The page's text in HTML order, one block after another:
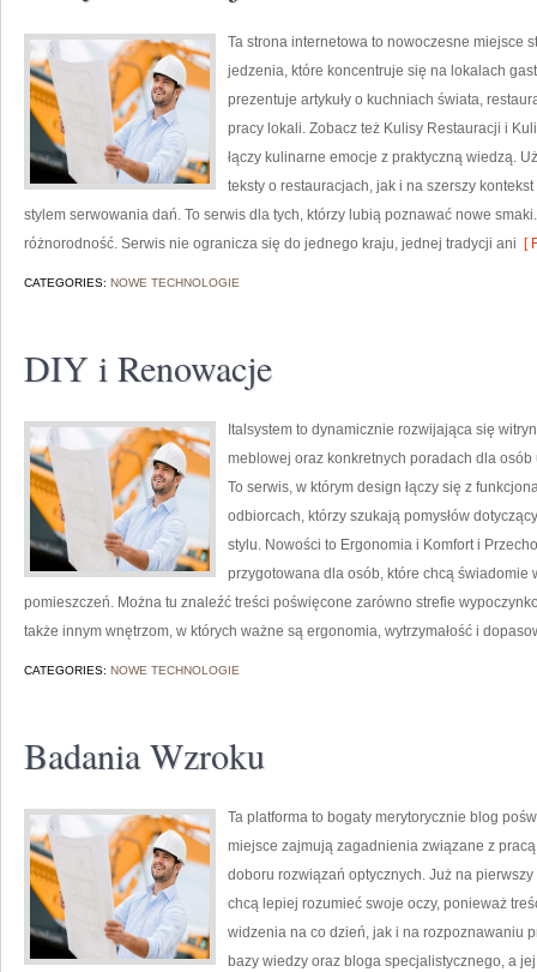
Ta strona internetowa to nowoczesne miejsce
jedzenia, które koncentruje się na lokalach
prezentuje artykuły o kuchniach świata,
pracy lokali. Zobacz też Kulisy Restauracji i
łączy kulinarne emocje z praktyczną wiedzą.
teksty o restauracjach, jak i na szerszy
stylem serwowania dań. To serwis dla tych, którzy lubią poznawać nowe
różnorodność. Serwis nie ogranicza się do jednego kraju, jednej tradycji ani [
CATEGORIES: NOWE TECHNOLOGIE
DIY i Renowacje
Italsystem to dynamicznie rozwijająca się
meblowej oraz konkretnych poradach dla
To serwis, w którym design łączy się z
odbiorcach, którzy szukają pomysłów
stylu. Nowości to Ergonomia i Komfort i
przygotowana dla osób, które chcą
pomieszczeń. Można tu znaleźć treści poświęcone zarówno strefie
także innym wnętrzom, w których ważne są ergonomia, wytrzymałość i
CATEGORIES: NOWE TECHNOLOGIE
Badania Wzroku
Ta platforma to bogaty merytorycznie blog
miejsce zajmują zagadnienia związane z
doboru rozwiązań optycznych. Już na
chcą lepiej rozumieć swoje oczy, ponieważ
widzenia na co dzień, jak i na rozpoznawaniu
bazy wiedzy oraz bloga specjalistycznego, a